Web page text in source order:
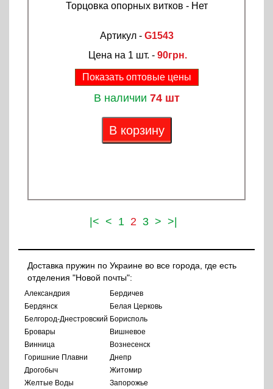
Торцовка опорных витков - Нет
Артикул - G1543
Цена на 1 шт. - 90грн.
Показать оптовые цены
В наличии 74 шт
В корзину
|< < 1 2 3 > >|
Доставка пружин по Украине во все города, где есть
отделения "Новой почты":
Александрия
Бердичев
Бердянск
Белая Церковь
Белгород-Днестровский Борисполь
Бровары
Вишневое
Винница
Вознесенск
Горишние Плавни
Днепр
Дрогобыч
Житомир
Желтые Воды
Запорожье